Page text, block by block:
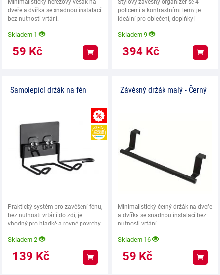
Minimalistický nerezový věšák na
dveře a dvířka se snadnou instalací
bez nutnosti vrtání.
Skladem 1
59 Kč Koupit
Stylový závěsný organizér se 4
policemi a kontrastními lemy je
ideální pro oblečení, doplňky i
Skladem 9
394 Kč
Samolepící držák na fén
Praktický systém pro zavěšení fénu,
bez nutnosti vrtání do zdi, je
vhodný pro hladké a rovné povrchy.
HEUREKA
Skladem 2
139 Kč Koupit
Závěsný držák malý - Černý
Minimalistický černý držák na dveře
a dvířka se snadnou instalací bez
nutnosti vrtání.
Skladem 16
59 Kč